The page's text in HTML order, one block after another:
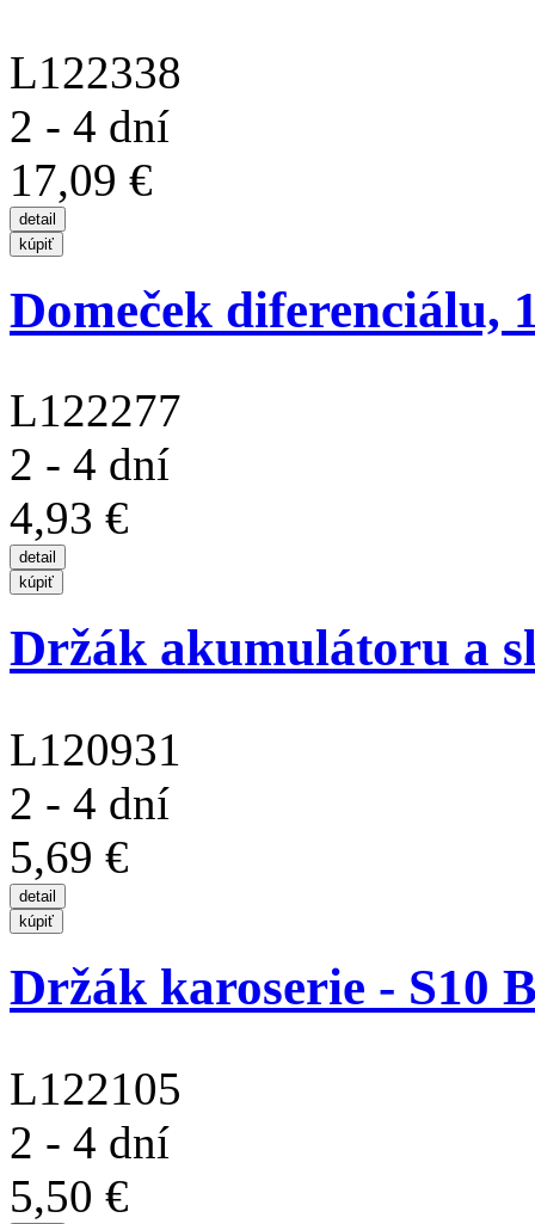
L122338
2 - 4 dní
17,09 €
Domeček diferenciálu,
L122277
2 - 4 dní
4,93 €
Držák akumulátoru a
L120931
2 - 4 dní
5,69 €
Držák karoserie - S10
L122105
2 - 4 dní
5,50 €